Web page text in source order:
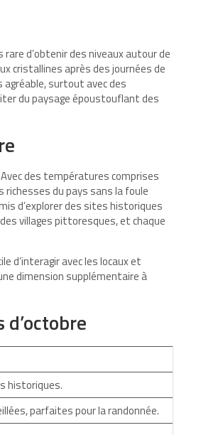
d’obtenir des niveaux autour de
cristallines après des journées de
agréable, surtout avec des
du paysage époustouflant des
des températures comprises
richesses du pays sans la foule
d’explorer des sites historiques
villages pittoresques, et chaque
d’interagir avec les locaux et
dimension supplémentaire à
historiques.
parfaites pour la randonnée.